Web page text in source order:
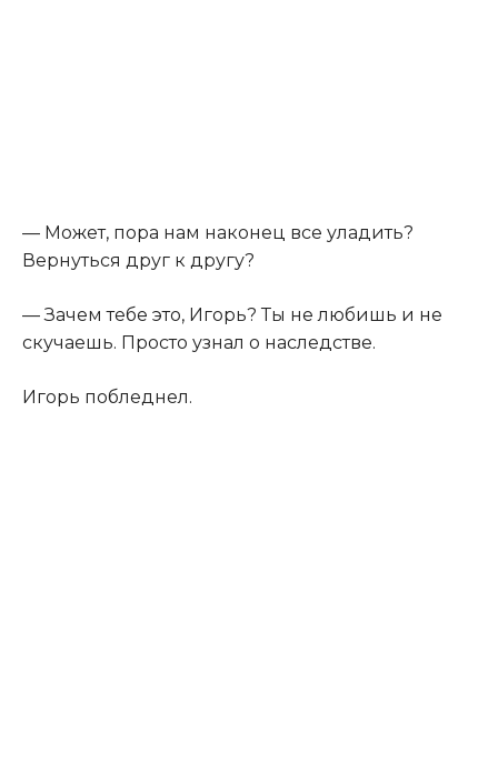
— Может, пора нам наконец все уладить?
Вернуться друг к другу?
— Зачем тебе это, Игорь? Ты не любишь и не
скучаешь. Просто узнал о наследстве.
Игорь побледнел.